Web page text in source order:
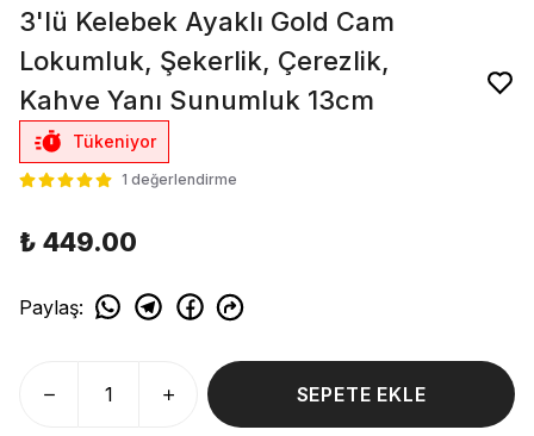
3'lü Kelebek Ayaklı Gold Cam
Lokumluk, Şekerlik, Çerezlik,
Kahve Yanı Sunumluk 13cm
Tükeniyor
1 değerlendirme
₺ 449.00
Paylaş:
SEPETE EKLE